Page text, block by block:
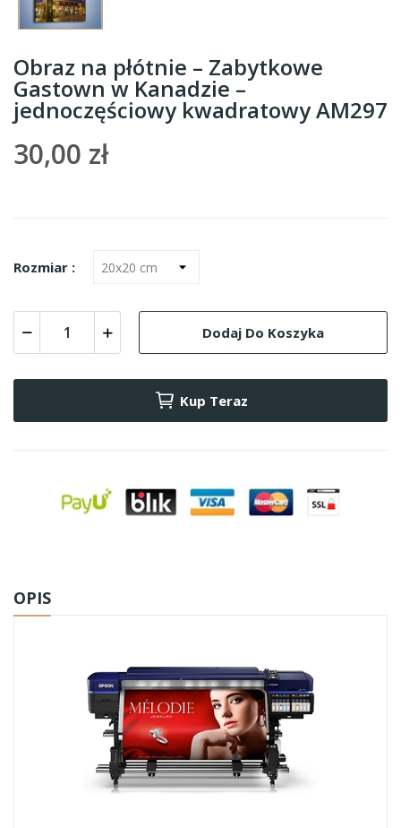
Obraz na płótnie – Zabytkowe
Gastown w Kanadzie –
jednoczęściowy kwadratowy AM297
30,00 zł
Rozmiar :
Dodaj Do Koszyka
Kup Teraz
OPIS